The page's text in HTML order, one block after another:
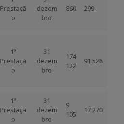
Prestaçã
o
dezem
bro
860 299
1ª
Prestaçã
o
31
dezem
bro
174
122
91 526
1ª
Prestaçã
o
31
dezem
bro
9
105
17 270